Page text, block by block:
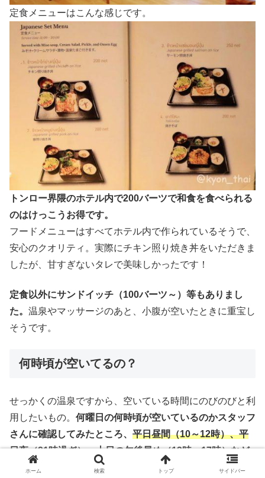
定食メニューはこんな感じです。
トンロー界隈のホテル内で200バーツで和食を食べられる
のはけっこうお得です。
フードメニューはすべてホテル内で作られているそうで、
安心のクオリティ。実際にチキン照り焼き丼をいただきま
したが、甘すぎないタレで美味しかったです！
定食以外にサンドイッチ（100バーツ～）等もありまし
た。 温泉やマッサージのあと、小腹が空いたときに重宝し
そうです。
何時頃が空いてるの？
せっかくの温泉ですから、空いている時間にのびのびと利
用したいもの。 何曜日の何時頃が空いているのかスタッフ
さんに確認してみたところ、 平日昼間（10～12時）、平
日夜（21時過ぎ）、土日の午後早め（13時～17時）など
が空いていてオススメだそうです。 次回はこの時間帯を狙
ホーム 検索 トップ サイドバー